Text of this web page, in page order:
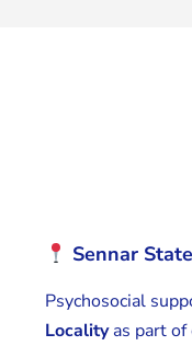
Sennar
Psychosocial
Localityas part of